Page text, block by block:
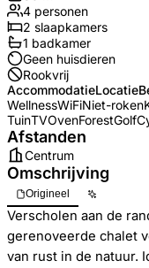
4 personen
2 slaapkamers
1 badkamer
Geen huisdieren
Rookvrij
AccommodatieLocatie
WellnessWiFiNiet-roken
TuinTVOvenForestGolf
Afstanden
Centrum
Omschrijving
Origineel
Verscholen aan de
gerenoveerde chalet
van rust in de natuur.